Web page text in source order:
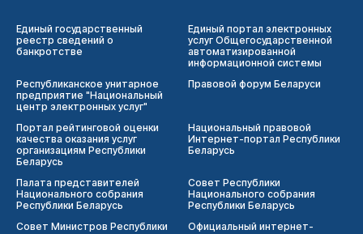
Единый государственный
реестр сведений о
банкротстве
Единый портал электронных
услуг Общегосударственной
автоматизированной
информационной системы
Республиканское унитарное
предприятие "Национальный
центр электронных услуг"
Правовой форум Беларуси
Портал рейтинговой оценки
качества оказания услуг
организациям Республики
Беларусь
Национальный правовой
Интернет-портал Республики
Беларусь
Палата представителей
Национального собрания
Республики Беларусь
Совет Республики
Национального собрания
Республики Беларусь
Совет Министров Республики
Официальный интернет-